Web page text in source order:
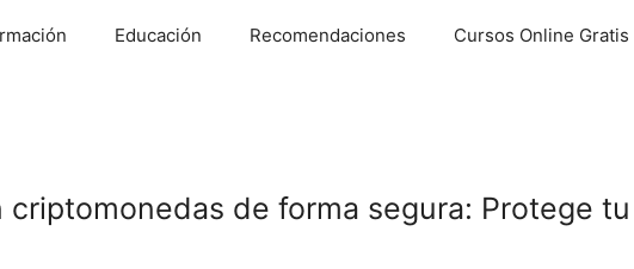
Educación Recomendaciones Cursos Online Gratis
de forma segura: Protege tu